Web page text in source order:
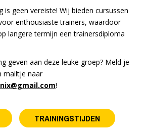
is geen vereiste! Wij bieden cursussen
enthousiaste trainers, waardoor
langere termijn een trainersdiploma
geven aan deze leuke groep? Meld je
mailtje naar
!
TRAININGSTIJDEN